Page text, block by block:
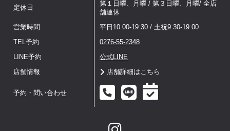
定休日
第１日曜、月曜 / 第３日曜、月曜/ 全店
舗連休
営業時間 平日10:00-19:30 / 土祝9:30-19:00
TEL予約 0276-55-2348
LINE予約 公式LINE
店舗情報 店舗詳細はこちら
予約・問い合わせ